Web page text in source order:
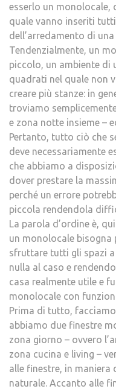
esserlo un monolocale,
quale vanno inseriti
dell’arredamento di una
Tendenzialmente, un
piccolo, un ambiente di
quadrati nel quale non
creare più stanze: in
troviamo
e zona notte insieme –
Pertanto, tutto ciò che
deve necessariamente
che abbiamo a
dover prestare la
perché un errore
piccola rendendola
La parola d’ordine è,
un monolocale bisogna
sfruttare tutti gli spazi
nulla al caso e
casa realmente utile e
monolocale con
Prima di tutto,
abbiamo due finestre
zona giorno – ovvero
zona cucina e living –
alle finestre, in maniera
naturale. Accanto alle